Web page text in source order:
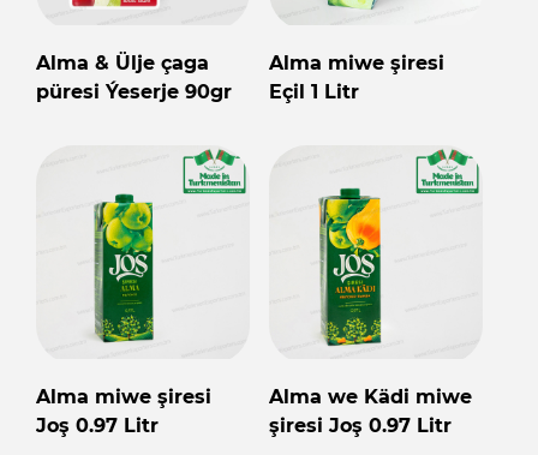
Alma & Ülje çaga
püresi Ýeserje 90gr
Alma miwe şiresi
Eçil 1 Litr
Alma miwe şiresi
Joş 0.97 Litr
Alma we Kädi miwe
şiresi Joş 0.97 Litr